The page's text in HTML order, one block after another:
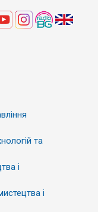
та
і
і